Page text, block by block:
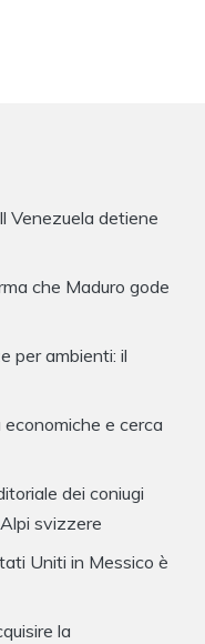
Venezuela detiene
che Maduro gode
per ambienti: il
e cerca
dei coniugi
svizzere
Uniti in Messico è
la